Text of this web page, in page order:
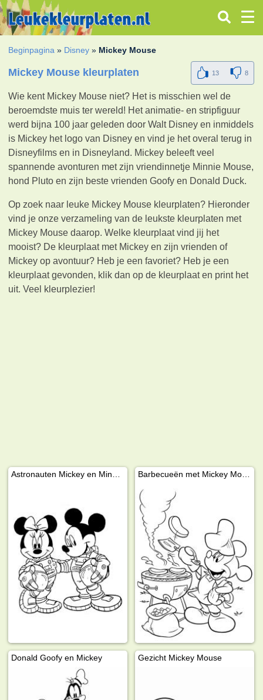
Beginpagina » Disney » Mickey Mouse
Mickey Mouse kleurplaten 13 8
Wie kent Mickey Mouse niet? Het is misschien wel de
beroemdste muis ter wereld! Het animatie- en stripfiguur
werd bijna 100 jaar geleden door Walt Disney en inmiddels
is Mickey het logo van Disney en vind je het overal terug in
Disneyfilms en in Disneyland. Mickey beleeft veel
spannende avonturen met zijn vriendinnetje Minnie Mouse,
hond Pluto en zijn beste vrienden Goofy en Donald Duck.
Op zoek naar leuke Mickey Mouse kleurplaten? Hieronder
vind je onze verzameling van de leukste kleurplaten met
Mickey Mouse daarop. Welke kleurplaat vind jij het
mooist? De kleurplaat met Mickey en zijn vrienden of
Mickey op avontuur? Heb je een favoriet? Heb je een
kleurplaat gevonden, klik dan op de kleurplaat en print het
uit. Veel kleurplezier!
Donald Goofy en Mickey Gezicht Mickey Mouse